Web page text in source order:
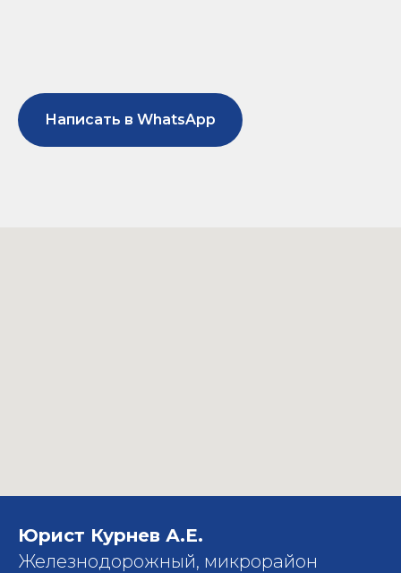
Написать в WhatsApp
Юрист Курнев А.Е.
Железнодорожный, микрорайон